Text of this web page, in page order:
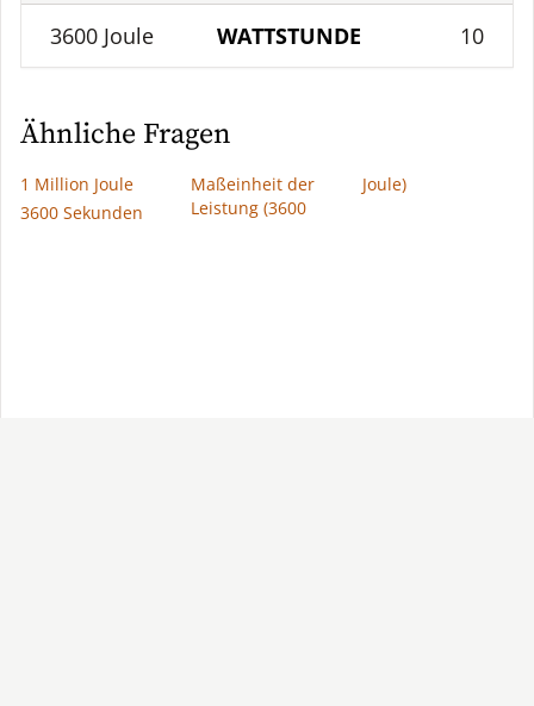
3600 Joule WATTSTUNDE 10
Ähnliche Fragen
1 Million Joule
3600 Sekunden
Maßeinheit der
Leistung (3600
Joule)